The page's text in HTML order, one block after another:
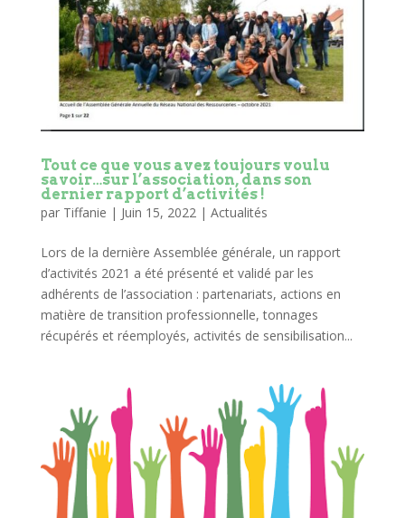
Tout ce que vous avez toujours voulu
savoir…sur l’association, dans son
dernier rapport d’activités !
par Tiffanie | Juin 15, 2022 | Actualités
Lors de la dernière Assemblée générale, un rapport
d’activités 2021 a été présenté et validé par les
adhérents de l’association : partenariats, actions en
matière de transition professionnelle, tonnages
récupérés et réemployés, activités de sensibilisation...